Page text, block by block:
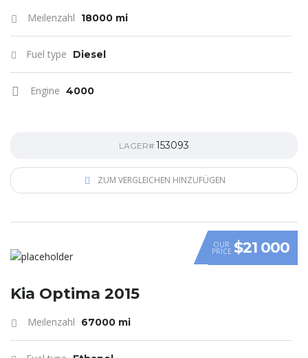
Meilenzahl 18000 mi
Fuel type Diesel
Engine 4000
LAGER# 153093
ZUM VERGLEICHEN HINZUFÜGEN
OUR
PRICE $21 000
Kia Optima 2015
Meilenzahl 67000 mi